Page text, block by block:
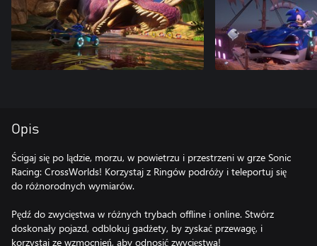
Opis
Ścigaj się po lądzie, morzu, w powietrzu i przestrzeni w grze Sonic
Racing: CrossWorlds! Korzystaj z Ringów podróży i teleportuj się
do różnorodnych wymiarów.
Pędź do zwycięstwa w różnych trybach offline i online. Stwórz
doskonały pojazd, odblokuj gadżety, by zyskać przewagę, i
korzystaj ze wzmocnień, aby odnosić zwycięstwa!